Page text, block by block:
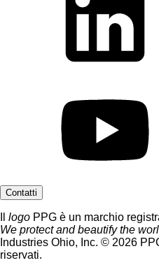
Contatti
logo PPG è un marchio
We protect and beautify the
Industries Ohio, Inc. © 2026
riservati.